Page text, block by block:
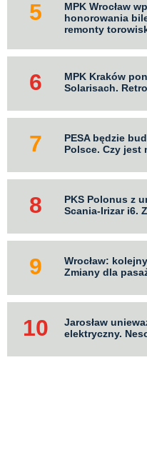
MPK Wrocław
honorowania
remonty
MPK Kraków
Solarisach.
PESA będzie
Polsce. Czy jest
PKS Polonus z
Scania-Irizar i6.
Wrocław:
Zmiany dla
Jarosław
elektryczny.